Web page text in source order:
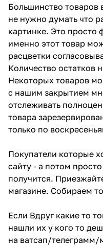
Большинство товаров
не нужно думать что
картинке. Это просто
именно этот товар
расцветки
Количество остатков
Некоторых товаров
с нашим закрытием
отслеживать
товара
только по
Покупатели которые
сайту - а потом
получится.
магазине. Собираем
Если Вдруг какие то
нашли их у кого то
на ватсап/телеграмм/